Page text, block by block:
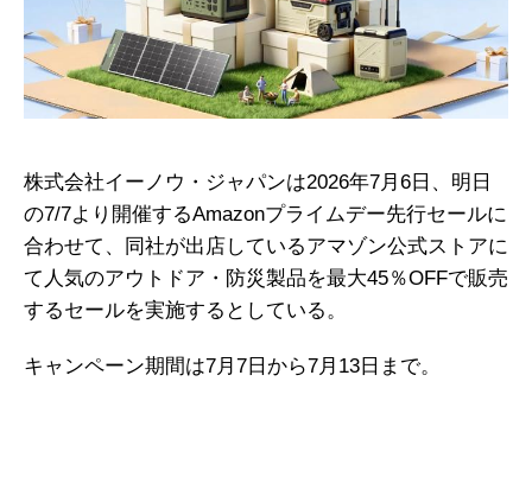
株式会社イーノウ・ジャパンは2026年7月6日、明日
の7/7より開催するAmazonプライムデー先行セールに
合わせて、同社が出店しているアマゾン公式ストアに
て人気のアウトドア・防災製品を最大45％OFFで販売
するセールを実施するとしている。
キャンペーン期間は7月7日から7月13日まで。